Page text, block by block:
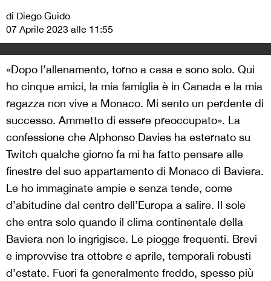
di Diego Guido
07 Aprile 2023 alle 11:55
«Dopo l’allenamento, torno a casa e sono solo. Qui
ho cinque amici, la mia famiglia è in Canada e la mia
ragazza non vive a Monaco. Mi sento un perdente di
successo. Ammetto di essere preoccupato». La
confessione che Alphonso Davies ha esternato su
Twitch qualche giorno fa mi ha fatto pensare alle
finestre del suo appartamento di Monaco di Baviera.
Le ho immaginate ampie e senza tende, come
d’abitudine dal centro dell’Europa a salire. Il sole
che entra solo quando il clima continentale della
Baviera non lo ingrigisce. Le piogge frequenti. Brevi
e improvvise tra ottobre e aprile, temporali robusti
d’estate. Fuori fa generalmente freddo, spesso più